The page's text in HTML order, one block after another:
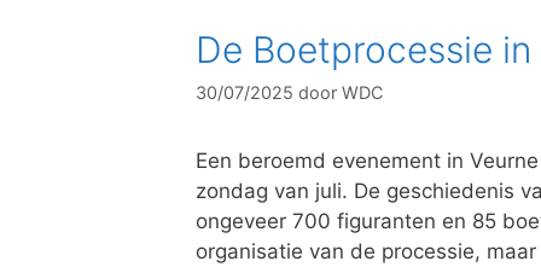
De Boetprocessie
30/07/2025 door WDC
Een beroemd evenement in
zondag van juli. De geschiedenis
ongeveer 700 figuranten en 85
organisatie van de processie,